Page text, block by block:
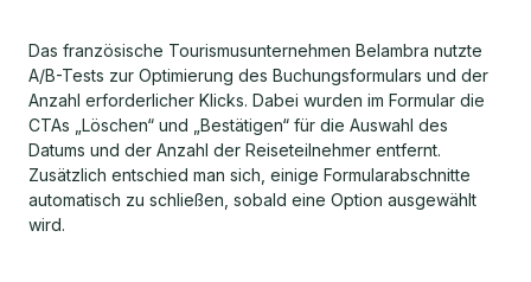
Das französische Tourismusunternehmen Belambra nutzte
A/B-Tests zur Optimierung des Buchungsformulars und der
Anzahl erforderlicher Klicks. Dabei wurden im Formular die
CTAs „Löschen“ und „Bestätigen“ für die Auswahl des
Datums und der Anzahl der Reiseteilnehmer entfernt.
Zusätzlich entschied man sich, einige Formularabschnitte
automatisch zu schließen, sobald eine Option ausgewählt
wird.